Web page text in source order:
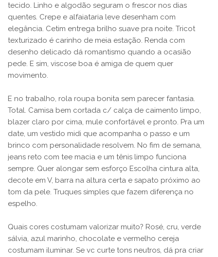
tecido. Linho e algodão seguram o frescor nos dias
quentes. Crepe e alfaiataria leve desenham com
elegância. Cetim entrega brilho suave pra noite. Tricot
texturizado é carinho de meia estação. Renda com
desenho delicado dá romantismo quando a ocasião
pede. E sim, viscose boa é amiga de quem quer
movimento.
E no trabalho, rola roupa bonita sem parecer fantasia.
Total. Camisa bem cortada c/ calça de caimento limpo,
blazer claro por cima, mule confortável e pronto. Pra um
date, um vestido midi que acompanha o passo e um
brinco com personalidade resolvem. No fim de semana,
jeans reto com tee macia e um tênis limpo funciona
sempre. Quer alongar sem esforço Escolha cintura alta,
decote em V, barra na altura certa e sapato próximo ao
tom da pele. Truques simples que fazem diferença no
espelho.
Quais cores costumam valorizar muito? Rosé, cru, verde
sálvia, azul marinho, chocolate e vermelho cereja
costumam iluminar. Se vc curte tons neutros, dá pra criar